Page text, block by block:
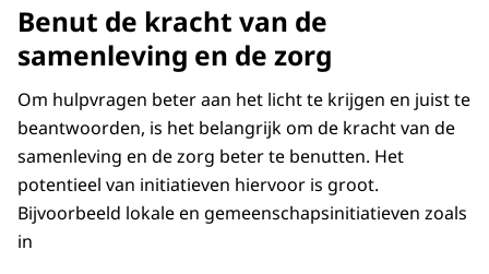
Benut de kracht van de
samenleving en de zorg
Om hulpvragen beter aan het licht te krijgen en juist te
beantwoorden, is het belangrijk om de kracht van de
samenleving en de zorg beter te benutten. Het
potentieel van initiatieven hiervoor is groot.
Bijvoorbeeld lokale en gemeenschapsinitiatieven zoals
in